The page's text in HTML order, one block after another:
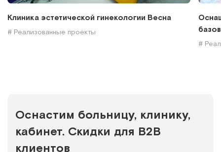
Клиника эстетической гинекологии Весна
# Реализованные проекты
#
Оснастим больницу, клинику,
кабинет. Скидки для B2B
клиентов